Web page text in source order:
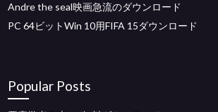
Andre the seal映画急流のダウンロード
PC 64ビットWin 10用FIFA 15ダウンロード
Popular Posts